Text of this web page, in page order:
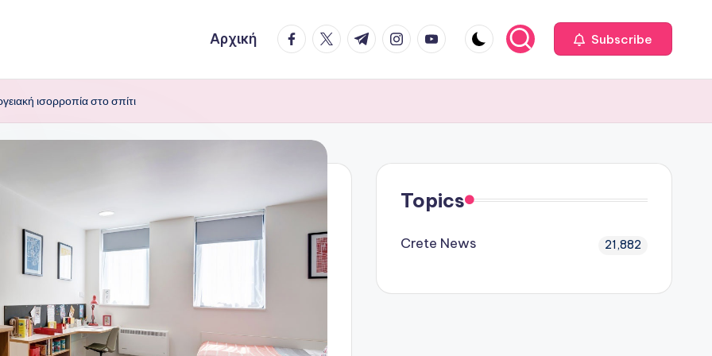
Αρχική facebook.com
twitter.com
t.me instagram.com
youtube.com Subscribe
ισορροπία στο σπίτι
Topics
Crete News 21,882